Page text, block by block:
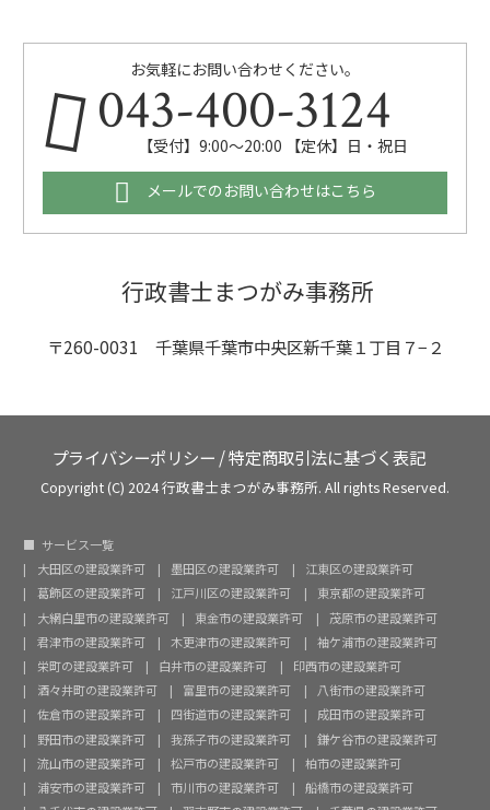
お気軽にお問い合わせください。
043-400-3124
【受付】9:00～20:00 【定休】日・祝日
メールでのお問い合わせはこちら
行政書士まつがみ事務所
〒260-0031 千葉県千葉市中央区新千葉１丁目７−２
プライバシーポリシー /特定商取引法に基づく表記
Copyright (C) 2024 行政書士まつがみ事務所. All rights Reserved.
サービス一覧
大田区の建設業許可
墨田区の建設業許可
江東区の建設業許可
葛飾区の建設業許可
江戸川区の建設業許可
東京都の建設業許可
大網白里市の建設業許可
東金市の建設業許可
茂原市の建設業許可
君津市の建設業許可
木更津市の建設業許可
袖ケ浦市の建設業許可
栄町の建設業許可
白井市の建設業許可
印西市の建設業許可
酒々井町の建設業許可
富里市の建設業許可
八街市の建設業許可
佐倉市の建設業許可
四街道市の建設業許可
成田市の建設業許可
野田市の建設業許可
我孫子市の建設業許可
鎌ケ谷市の建設業許可
流山市の建設業許可
松戸市の建設業許可
柏市の建設業許可
浦安市の建設業許可
市川市の建設業許可
船橋市の建設業許可